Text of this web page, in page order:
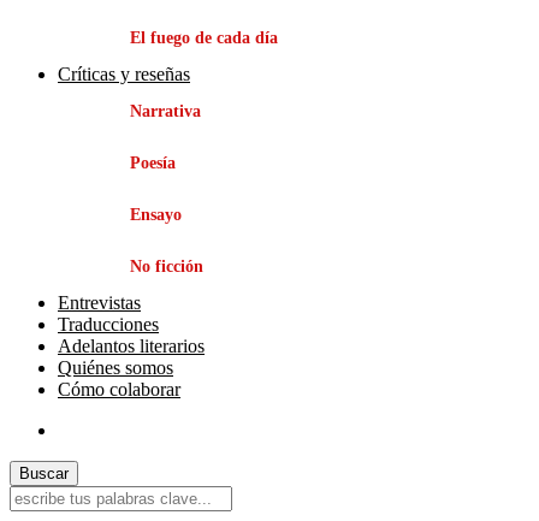
El fuego de cada día
Críticas y reseñas
Narrativa
Poesía
Ensayo
No ficción
Entrevistas
Traducciones
Adelantos literarios
Quiénes somos
Cómo colaborar